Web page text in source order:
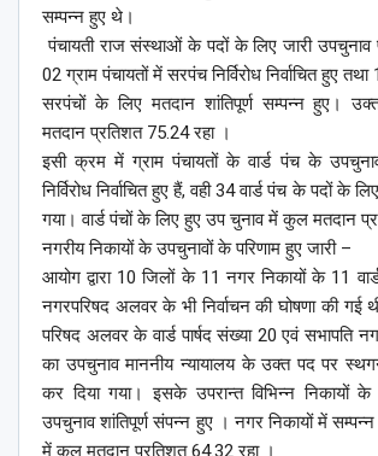
सम्पन्न हुए थे।
पंचायती राज संस्थाओं के पदों के लिए जारी उपचुनाव
02 ग्राम पंचायतों में सरपंच निर्विरोध निर्वाचित हुए
सरपंचों के लिए मतदान शांतिपूर्ण सम्पन्न हुए।
मतदान प्रतिशत 75.24 रहा ।
इसी क्रम में ग्राम पंचायतों के वार्ड पंच के
निर्विरोध निर्वाचित हुए हैं, वही 34 वार्ड पंच के पदों के
गया। वार्ड पंचों के लिए हुए उप चुनाव में कुल मतदान
नगरीय निकायों के उपचुनावों के परिणाम हुए जारी –
आयोग द्वारा 10 जिलों के 11 नगर निकायों के 11 वार्ड
नगरपरिषद अलवर के भी निर्वाचन की घोषणा की
परिषद अलवर के वार्ड पार्षद संख्या 20 एवं सभापति
का उपचुनाव माननीय न्यायालय के उक्त पद पर
कर दिया गया। इसके उपरान्त विभिन्न निकायों के
उपचुनाव शांतिपूर्ण संपन्न हुए । नगर निकायों में
में कुल मतदान प्रतिशत 64.32 रहा ।